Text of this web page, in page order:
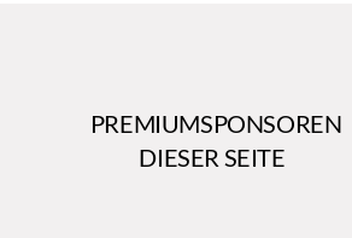
PREMIUMSPONSOREN
DIESER SEITE